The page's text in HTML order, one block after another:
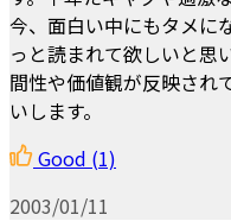
今、面白い中にもタメに
っと読まれて欲しいと思
間性や価値観が反映され
いします。
Good (1)
2003/01/11